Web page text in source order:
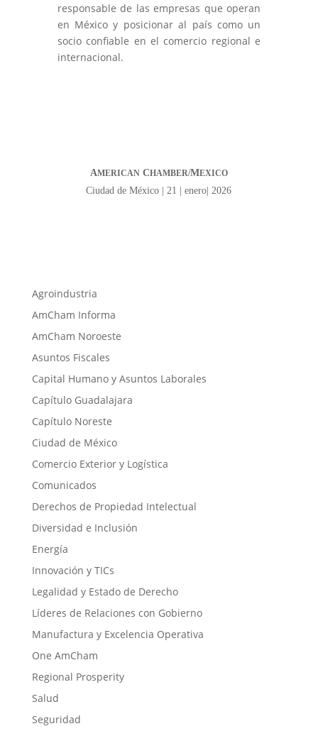
responsable de las empresas que operan
en México y posicionar al país como un
socio confiable en el comercio regional e
internacional.
AMERICANCHAMBER/MEXICO
Ciudad de México | 21 | enero| 2026
Agroindustria
AmCham Informa
AmCham Noroeste
Asuntos Fiscales
Capital Humano y Asuntos Laborales
Capítulo Guadalajara
Capítulo Noreste
Ciudad de México
Comercio Exterior y Logística
Comunicados
Derechos de Propiedad Intelectual
Diversidad e Inclusión
Energía
Innovación y TICs
Legalidad y Estado de Derecho
Líderes de Relaciones con Gobierno
Manufactura y Excelencia Operativa
One AmCham
Regional Prosperity
Salud
Seguridad